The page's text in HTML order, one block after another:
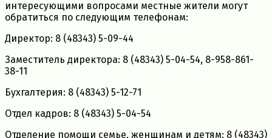
интересующими вопросами местные жители могут
обратиться по следующим телефонам:
Директор: 8 (48343) 5-09-44
Заместитель директора: 8 (48343) 5-04-54, 8-958-861-
38-11
Бухгалтерия: 8 (48343) 5-12-71
Отдел кадров: 8 (48343) 5-04-54
Отделение помощи семье, женщинам и детям: 8 (48343)